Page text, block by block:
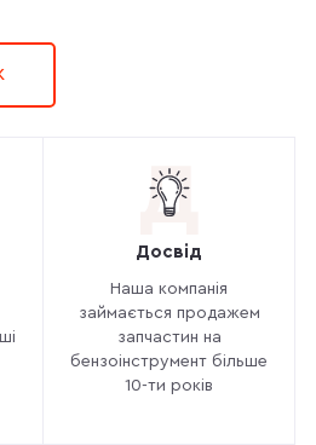
Д
Досвід
Наша компанія
займається продажем
запчастин на
бензоінструмент більше
10-ти років